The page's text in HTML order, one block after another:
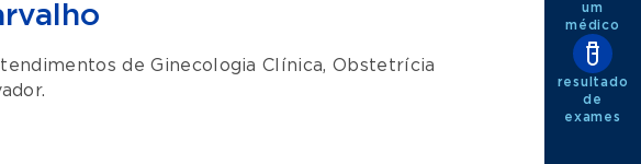
deGinecologia Clínica,Obstetrícia
.
um
médico
resultado
de
exames